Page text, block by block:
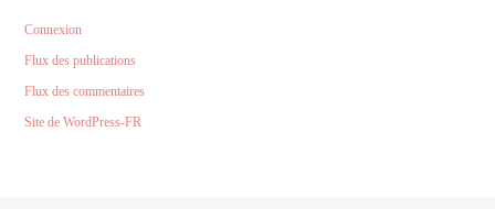
Connexion
Flux des publications
Flux des commentaires
Site de WordPress-FR